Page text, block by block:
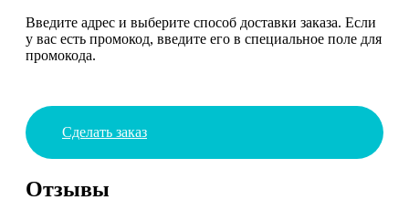
Введите адрес и выберите способ доставки заказа. Если
у вас есть промокод, введите его в специальное поле для
промокода.
Сделать заказ
Отзывы